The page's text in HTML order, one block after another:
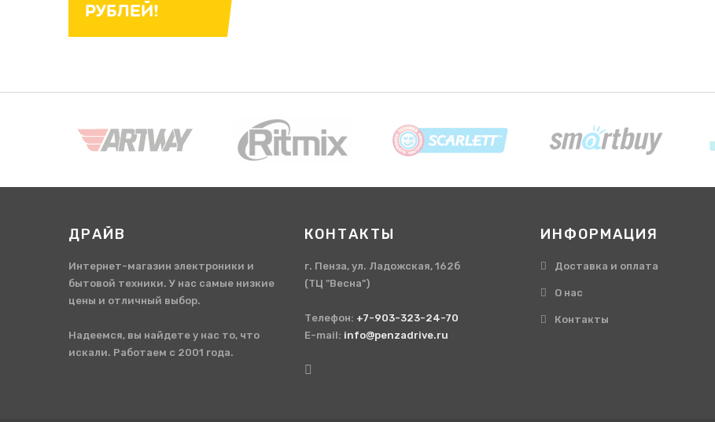
РУБЛЕЙ!
ДРАЙВ
Интернет-магазин электроники и
бытовой техники. У нас самые низкие
цены и отличный выбор.
Надеемся, вы найдете у нас то, что
искали. Работаем с 2001 года.
КОНТАКТЫ
г. Пенза, ул. Ладожская, 162б
(ТЦ "Весна")
Телефон: +7-903-323-24-70
E-mail: info@penzadrive.ru
ИНФОРМАЦИЯ
Доставка и оплата
О нас
Контакты